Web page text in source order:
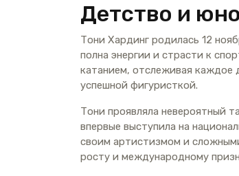
Детство и
Тони Хардинг родилась 12
полна энергии и страсти к
катанием, отслеживая каждое
успешной фигуристкой.
Тони проявляла невероятный
впервые выступила на
своим артистизмом и
росту и международному